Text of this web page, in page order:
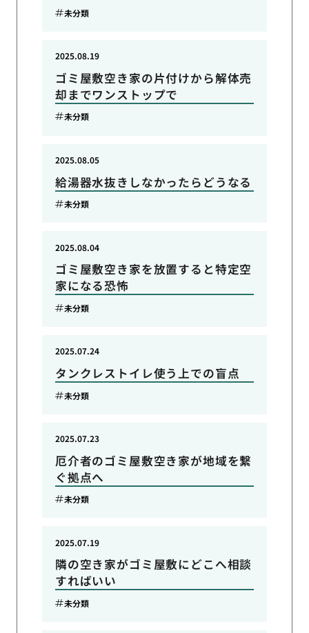
未分類
ゴミ屋敷空き家の片付けから解体売
却までワンストップで
2025.08.19
未分類
給湯器水抜きしなかったらどうなる
2025.08.05
未分類
ゴミ屋敷空き家を放置すると特定空
家になる恐怖
2025.08.04
未分類
タンクレストイレ使う上での盲点
2025.07.24
未分類
厄介者のゴミ屋敷空き家が地域を繋
ぐ拠点へ
2025.07.23
未分類
隣の空き家がゴミ屋敷にどこへ相談
すればいい
2025.07.19
未分類